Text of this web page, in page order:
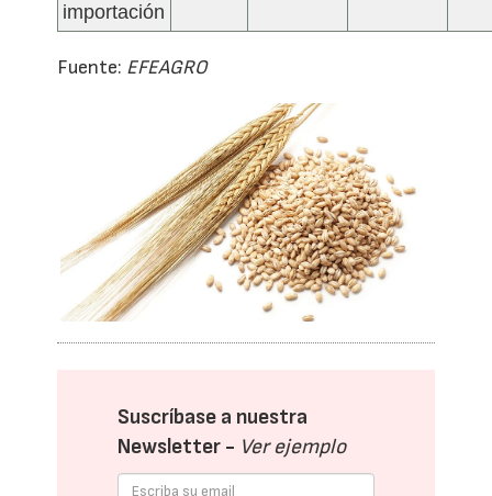
importación
Fuente: EFEAGRO
Suscríbase a nuestra
Newsletter - Ver ejemplo